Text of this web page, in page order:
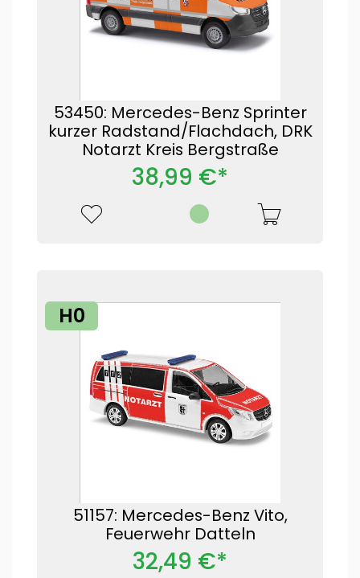
53450: Mercedes-Benz Sprinter
kurzer Radstand/Flachdach, DRK
Notarzt Kreis Bergstraße
38,99 €*
H0
51157: Mercedes-Benz Vito,
Feuerwehr Datteln
32,49 €*